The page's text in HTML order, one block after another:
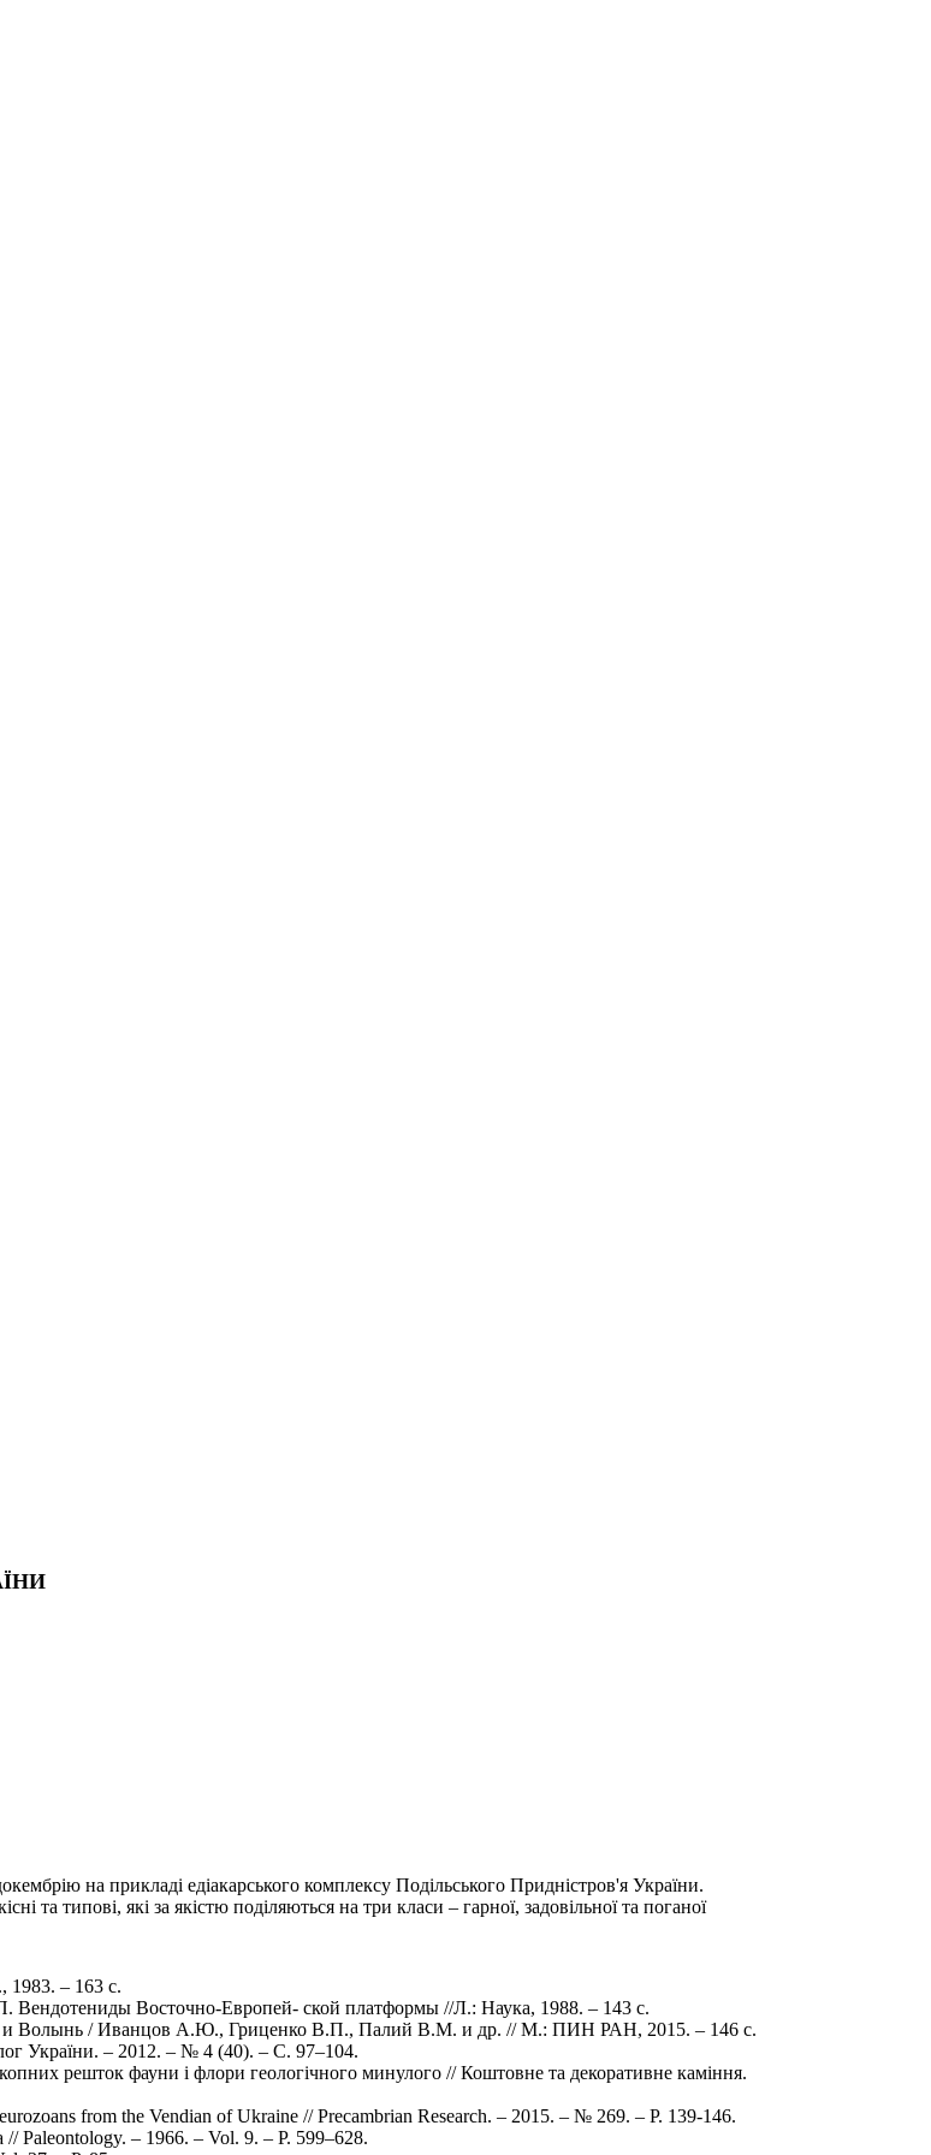
на прикладі едіакарського комплексу Подільського Придністров'я України.
та типові, які за якістю поділяються на три класи – гарної, задовільної та поганої
– 163 с.
Восточно-Европей- ской платформы //Л.: Наука, 1988. – 143 с.
и Волынь / Иванцов А.Ю., Гриценко В.П., Палий В.М. и др. // М.: ПИН РАН, 2015. – 146 с.
України. – 2012. – № 4 (40). – С. 97–104.
решток фауни i флори геологiчного минулого // Коштовне та декоративне каміння.
from the Vendian of Ukraine // Precambrian Research. – 2015. – № 269. – Р. 139-146.
Paleontology. – 1966. – Vol. 9. – P. 599–628.